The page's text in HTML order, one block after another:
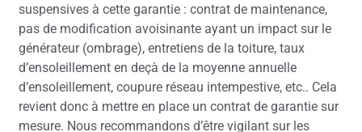
suspensives à cette garantie : contrat de maintenance,
pas de modification avoisinante ayant un impact sur le
générateur (ombrage), entretiens de la toiture, taux
d’ensoleillement en deçà de la moyenne annuelle
d’ensoleillement, coupure réseau intempestive, etc.. Cela
revient donc à mettre en place un contrat de garantie sur
mesure. Nous recommandons d’être vigilant sur les